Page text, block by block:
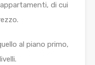
di cui
al piano primo,